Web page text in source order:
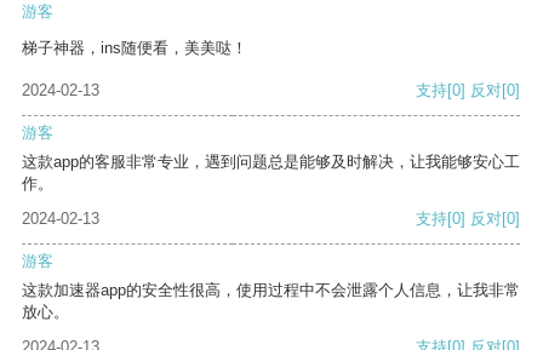
游客
梯子神器，ins随便看，美美哒！
2024-02-13 支持[0] 反对[0]
游客
这款app的客服非常专业，遇到问题总是能够及时解决，让我能够安心工
作。
2024-02-13
支持[0] 反对[0]
游客
这款加速器app的安全性很高，使用过程中不会泄露个人信息，让我非常
放心。